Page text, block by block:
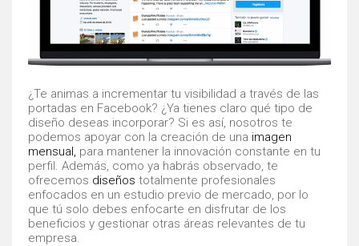
¿Te animas a incrementar tu visibilidad a través de las
portadas en Facebook? ¿Ya tienes claro qué tipo de
diseño deseas incorporar? Si es así, nosotros te
podemos apoyar con la creación de una imagen
mensual, para mantener la innovación constante en tu
perfil. Además, como ya habrás observado, te
ofrecemos diseños totalmente profesionales
enfocados en un estudio previo de mercado, por lo
que tú solo debes enfocarte en disfrutar de los
beneficios y gestionar otras áreas relevantes de tu
empresa.